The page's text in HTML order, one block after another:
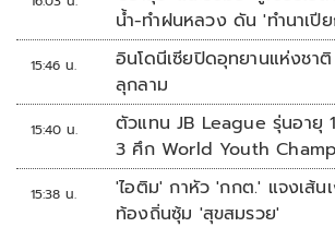
น้ำ-ทำฝนหลวง ดัน 'ทำนาเปี
15:46 น.
อินโดนีเซียปิดอุทยานแห่งชา
ลุกลาม
15:40 น.
ตัวแทน JB League รุ่นอายุ
3 ศึก World Youth
ที่สิงคโปร์
15:38 น.
'ไอติม' กาหัว 'กกต.' แจงเส้น
ท้องถิ่นซุ้ม 'สุขสมรวย'